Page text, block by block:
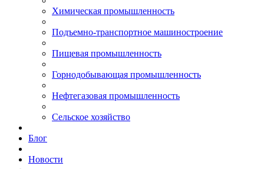
Химическая промышленность
Подъемно-транспортное машиностроение
Пищевая промышленность
Горнодобывающая промышленность
Нефтегазовая промышленность
Сельское хозяйство
Блог
Новости